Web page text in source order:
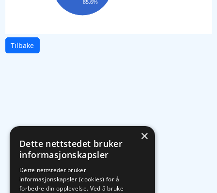
85.6%
Tilbake
×
Dette nettstedet bruker
informasjonskapsler
Dette nettstedet bruker
informasjonskapsler (cookies) for å
forbedre din opplevelse. Ved å bruke